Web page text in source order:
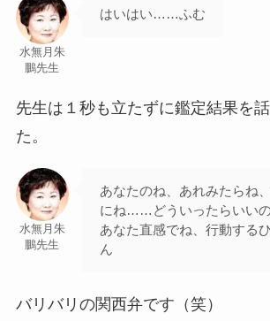
水無月朱
鵬先生
はいはい……ふむ
先生は１秒も立たずに鑑定結果を
た。
水無月朱
鵬先生
あなたのね、あれみたらね
にね……どういったらいいの
あなた直感でね、行動する
ん
バリバリの関西弁です（笑）